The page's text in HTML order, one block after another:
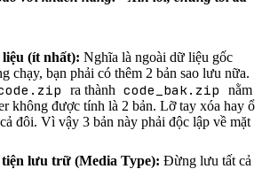
(ít nhất): Nghĩa là ngoài dữ liệu gốc
chạy, bạn phải có thêm 2 bản sao lưu nữa.
ra thành code_bak.zip
nằm
không được tính là 2 bản. Lỡ tay xóa hay ổ
đôi. Vì vậy 3 bản này phải độc lập về mặt
lưu trữ (Media Type): Đừng lưu tất cả